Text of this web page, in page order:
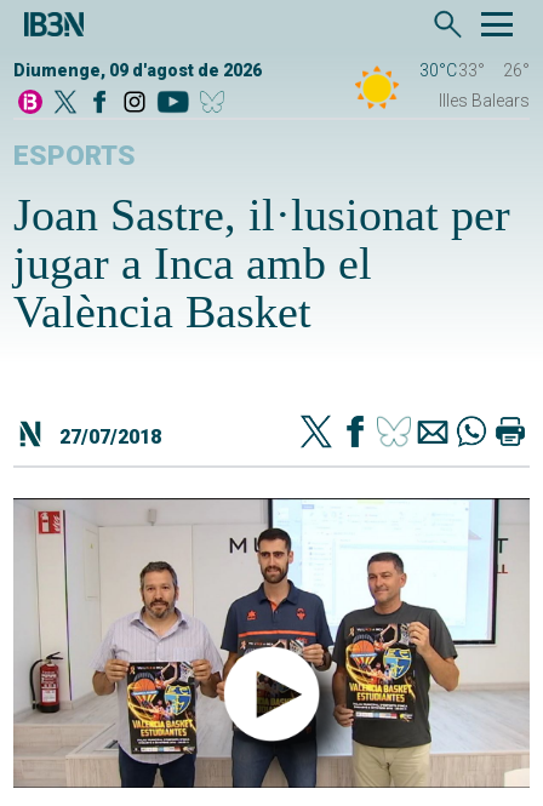
Diumenge, 09 d'agost de 2026 30°C33°
26°
Illes Balears
ESPORTS
Joan Sastre, il·lusionat per
jugar a Inca amb el
València Basket
27/07/2018